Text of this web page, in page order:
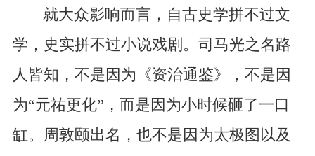
就大众影响而言，自古史学拼不过文
学，史实拼不过小说戏剧。司马光之名路
人皆知，不是因为《资治通鉴》，不是因
为“元祐更化”，而是因为小时候砸了一口
缸。周敦颐出名，也不是因为太极图以及